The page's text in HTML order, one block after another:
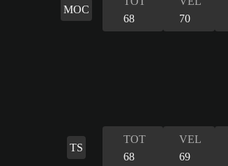
MOC
68
70
TS
TOT
68
VEL
69